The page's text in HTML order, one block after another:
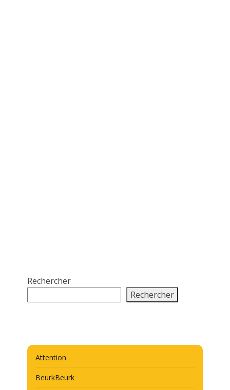
Rechercher
Rechercher
Attention
BeurkBeurk